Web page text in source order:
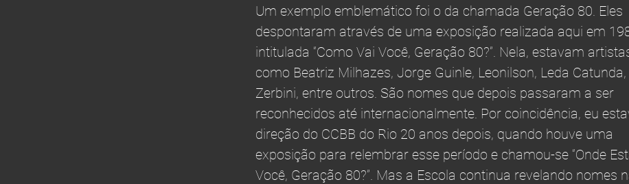
Um exemplo emblemático foi o da chamada Geração 80. Eles
despontaram através de uma exposição realizada aqui em
intitulada “Como Vai Você, Geração 80?”. Nela, estavam
como Beatriz Milhazes, Jorge Guinle, Leonilson, Leda Catunda,
Zerbini, entre outros. São nomes que depois passaram a ser
reconhecidos até internacionalmente. Por coincidência, eu
direção do CCBB do Rio 20 anos depois, quando houve uma
exposição para relembrar esse período e chamou-se “Onde
Você, Geração 80?”. Mas a Escola continua revelando nomes